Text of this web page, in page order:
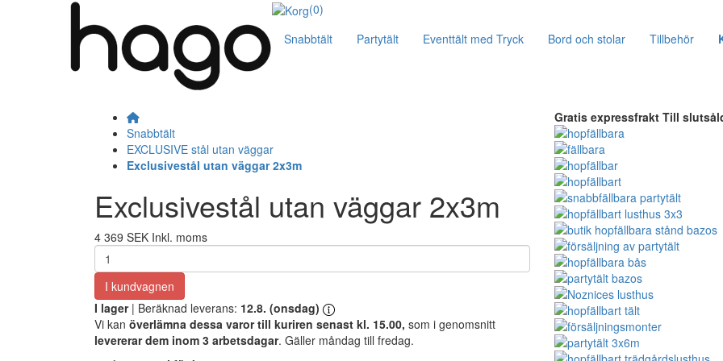
(0)
Snabbtält
Partytält Eventtält med Tryck Bord och stolar Tillbehör
Snabbtält
EXCLUSIVE stål utan väggar
Exclusivestål utan väggar 2x3m
Exclusivestål utan väggar 2x3m
4 369 SEK Inkl. moms
I kundvagnen
I lager | Beräknad leverans: 12.8. (onsdag)
Vi kan överlämna dessa varor till kuriren senast kl. 15.00, som i genomsnitt
levererar dem inom 3 arbetsdagar. Gäller måndag till fredag.
Gratis expressfrakt Till